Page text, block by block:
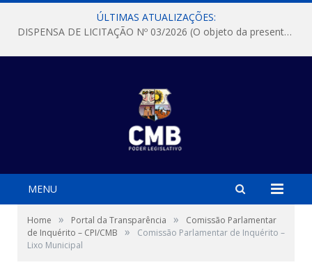
ÚLTIMAS ATUALIZAÇÕES:
DISPENSA DE LICITAÇÃO Nº 03/2026 (O objeto da presente dispensa é a escolha da proposta mais vantajosa para a aquisição, de aparelhos de ar condicionado, tipo Split, com material de instalação e fogão industrial, conforme condições, quantidades e exigências estabelecidas no termo de referencia e neste aviso de contratação direta e seus anexos)
MENU
Home » Portal da Transparência »
Comissão Parlamentar
de Inquérito – CPI/CMB
»
Comissão Parlamentar de Inquérito –
Lixo Municipal